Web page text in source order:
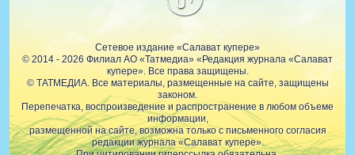
Сетевое издание «Салават купере»
© 2014 - 2026 Филиал АО «Татмедиа» «Редакция журнала «Салават
купере». Все права защищены.
© ТАТМЕДИА. Все материалы, размещенные на сайте, защищены
законом.
Перепечатка, воспроизведение и распространение в любом объеме
информации,
размещенной на сайте, возможна только с письменного согласия
редакции журнала «Салават купере».